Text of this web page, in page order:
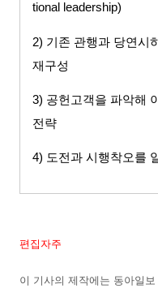
tional leadership)
2) 기존 관행과 당연시
재구성
3) 공헌고객을 파악해
전략
4) 도전과 시행착오를
편집자주
이 기사의 제작에는 동아일